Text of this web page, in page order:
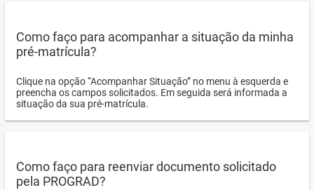
Como faço para acompanhar a situação da minha
pré-matrícula?
Clique na opção “Acompanhar Situação” no menu à esquerda e
preencha os campos solicitados. Em seguida será informada a
situação da sua pré-matrícula.
Como faço para reenviar documento solicitado
pela PROGRAD?